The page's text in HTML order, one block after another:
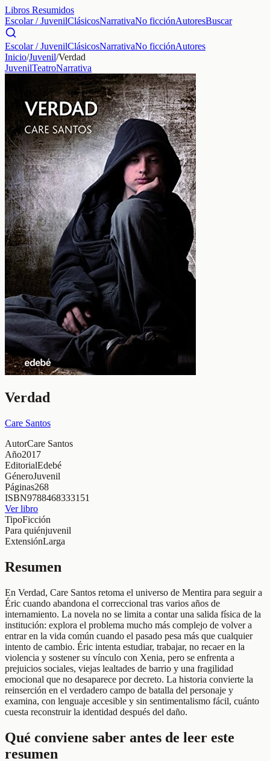
Libros Resumidos
Escolar / JuvenilClásicosNarrativaNo ficciónAutoresBuscar
Escolar / JuvenilClásicosNarrativaNo ficciónAutores
Inicio/Juvenil/Verdad
JuvenilTeatroNarrativa
Verdad
Care Santos
AutorCare Santos
Año2017
EditorialEdebé
GéneroJuvenil
Páginas268
ISBN9788468333151
Ver libro
TipoFicción
Para quiénjuvenil
ExtensiónLarga
Resumen
En Verdad, Care Santos retoma el universo de Mentira para seguir a
Éric cuando abandona el correccional tras varios años de
internamiento. La novela no se limita a contar una salida física de la
institución: explora el problema mucho más complejo de volver a
entrar en la vida común cuando el pasado pesa más que cualquier
intento de cambio. Éric intenta estudiar, trabajar, no recaer en la
violencia y sostener su vínculo con Xenia, pero se enfrenta a
prejuicios sociales, viejas lealtades de barrio y una fragilidad
emocional que no desaparece por decreto. La historia convierte la
reinserción en el verdadero campo de batalla del personaje y
examina, con lenguaje accesible y sin sentimentalismo fácil, cuánto
cuesta reconstruir la identidad después del daño.
Qué conviene saber antes de leer este
resumen